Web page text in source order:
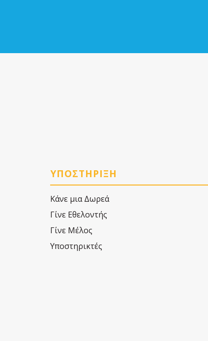
ΥΠΟΣΤΗΡΙΞΗ
Κάνε μια Δωρεά
Γίνε Εθελοντής
Γίνε Μέλος
Υποστηρικτές